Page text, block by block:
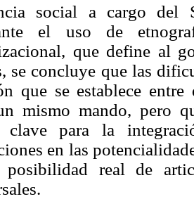
social a cargo del
el uso de
que define al
se concluye que las
que se establece
mismo mando, pero
clave para la
en las
real de